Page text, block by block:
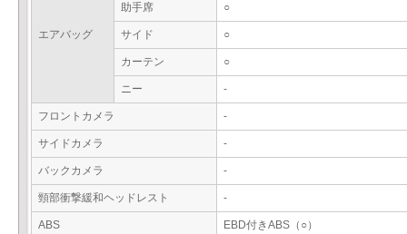
エアバッグ
助手席 ○
サイド ○
カーテン ○
ニー -
フロントカメラ -
サイドカメラ -
バックカメラ -
頸部衝撃緩和ヘッドレスト -
ABS EBD付きABS（○）